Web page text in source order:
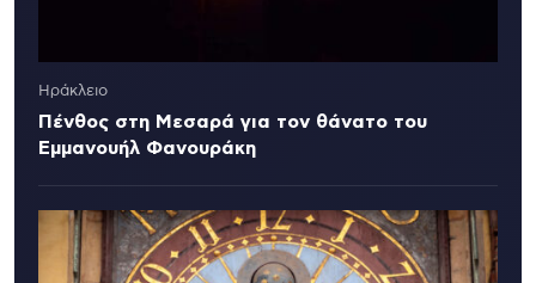
Ηράκλειο
Πένθος στη Μεσαρά για τον θάνατο του
Εμμανουήλ Φανουράκη